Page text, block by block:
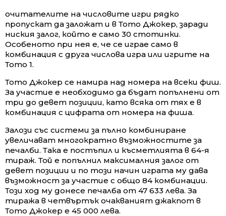
очитателите на числовите игри рядко
пропускат да заложат и в Тото Джокер, заради
ниския залог, който е само 30 стотинки.
Особеното при нея е, че се играе само в
комбинация с друга числова игра или игрите на
Тото 1.
Тото Джокер се намира над номера на всеки фиш.
За участие е необходимо да бъдат попълнени от
три до девет позиции, като всяка от тях е в
комбинация с цифрата от номера на фиша.
Залози със системи за пълно комбиниране
увеличават многократно възможностите за
печалби. Така е постъпил и късметлията в 64-я
тираж. Той е попълнил максималния залог от
девет позиции и по този начин играта му дава
възможност за участие с общо 84 комбинации.
Този ход му донесе печалба от 47 633 лева. За
тиража в четвъртък очакваният джакпот в
Тото Джокер е 45 000 лева.